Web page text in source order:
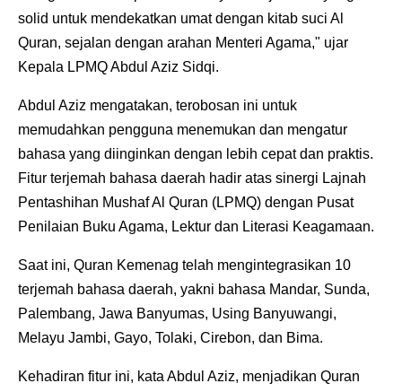
solid untuk mendekatkan umat dengan kitab suci Al
Quran, sejalan dengan arahan Menteri Agama," ujar
Kepala LPMQ Abdul Aziz Sidqi.
Abdul Aziz mengatakan, terobosan ini untuk
memudahkan pengguna menemukan dan mengatur
bahasa yang diinginkan dengan lebih cepat dan praktis.
Fitur terjemah bahasa daerah hadir atas sinergi Lajnah
Pentashihan Mushaf Al Quran (LPMQ) dengan Pusat
Penilaian Buku Agama, Lektur dan Literasi Keagamaan.
Saat ini, Quran Kemenag telah mengintegrasikan 10
terjemah bahasa daerah, yakni bahasa Mandar, Sunda,
Palembang, Jawa Banyumas, Using Banyuwangi,
Melayu Jambi, Gayo, Tolaki, Cirebon, dan Bima.
Kehadiran fitur ini, kata Abdul Aziz, menjadikan Quran